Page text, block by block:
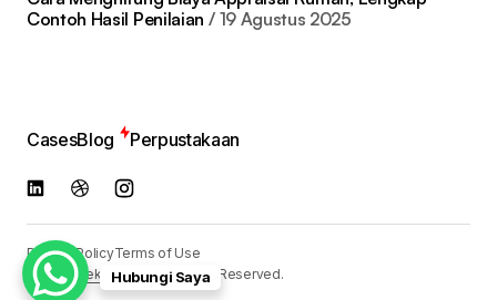
Contoh Hasil Penilaian
19 Agustus 2025
CasesBlog Perpustakaan
Privacy PolicyTerms of Use
© 2024 Reka Media. All Rights Reserved.
Hubungi Saya